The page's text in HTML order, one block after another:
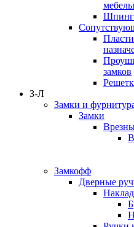
замков
З-Л
Замки и
Замки
Замкофф
Дверные